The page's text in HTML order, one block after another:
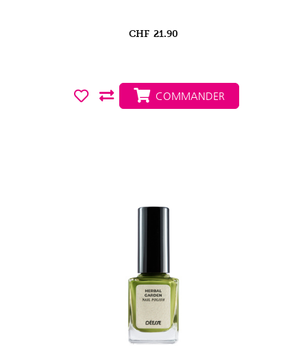
CHF 21.90
COMMANDER